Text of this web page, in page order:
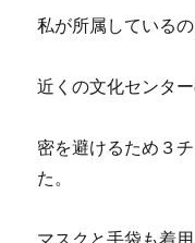
私が所属している
近くの文化センタ
密を避けるため３
た。
マスクと手袋も着